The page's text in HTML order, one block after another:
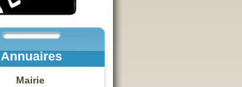
Annuaires
Mairie